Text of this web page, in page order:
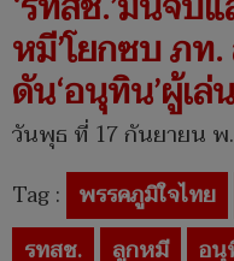
หมี’โยกซบ ภ
ดัน‘อนุทิน’ผู้เล่
วันพุธ ที่ 17 กันยายน พ.
Tag : พรรคภูมิใจไทย
รทสช.
ลูกหมี อ